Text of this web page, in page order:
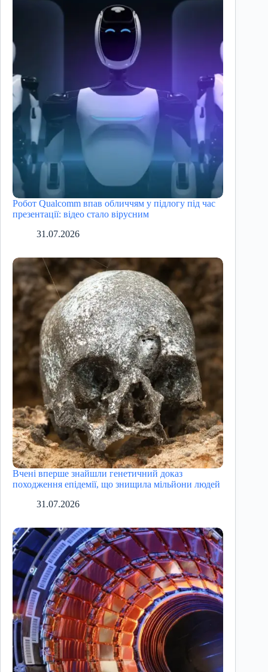
Робот Qualcomm впав обличчям у підлогу під час
презентації: відео стало вірусним
31.07.2026
Вчені вперше знайшли генетичний доказ
походження епідемії, що знищила мільйони людей
31.07.2026